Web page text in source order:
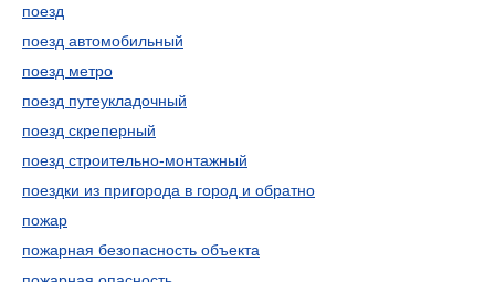
поезд
поезд автомобильный
поезд метро
поезд путеукладочный
поезд скреперный
поезд строительно-монтажный
поездки из пригорода в город и обратно
пожар
пожарная безопасность объекта